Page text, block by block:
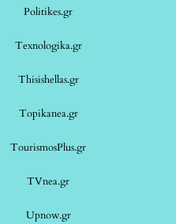
Politikes.gr
Texnologika.gr
Thisishellas.gr
Topikanea.gr
TourismosPlus.gr
TVnea.gr
Upnow.gr